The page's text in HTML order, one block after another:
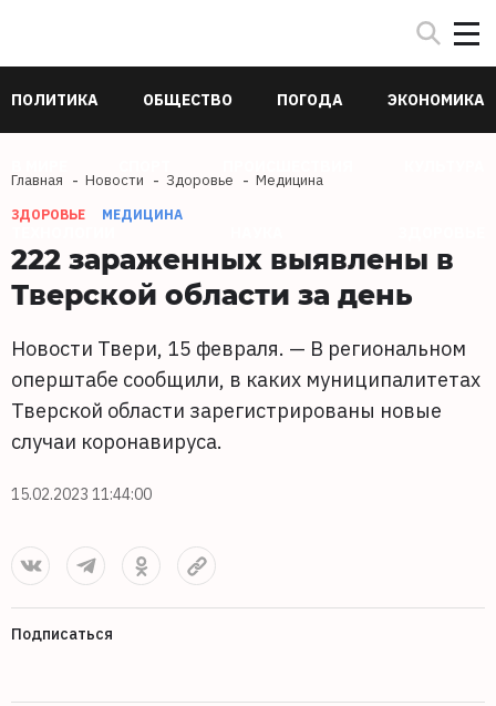
ПОЛИТИКА ОБЩЕСТВО ПОГОДА ЭКОНОМИКА
Главная Новости Здоровье Медицина
ЗДОРОВЬЕ МЕДИЦИНА
222 зараженных выявлены в
Тверской области за день
Новости Твери, 15 февраля. — В региональном
оперштабе сообщили, в каких муниципалитетах
Тверской области зарегистрированы новые
случаи коронавируса.
15.02.2023 11:44:00
Подписаться